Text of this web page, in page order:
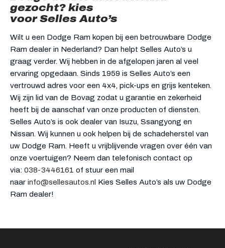
gezocht? kies
voor Selles Auto’s
Wilt u een Dodge Ram kopen bij een betrouwbare Dodge
Ram dealer in Nederland? Dan helpt Selles Auto’s u
graag verder. Wij hebben in de afgelopen jaren al veel
ervaring opgedaan. Sinds 1959 is Selles Auto’s een
vertrouwd adres voor een 4x4, pick-ups en grijs kenteken.
Wij zijn lid van de Bovag zodat u garantie en zekerheid
heeft bij de aanschaf van onze producten of diensten.
Selles Auto’s is ook dealer van Isuzu, Ssangyong en
Nissan. Wij kunnen u ook helpen bij de schadeherstel van
uw Dodge Ram. Heeft u vrijblijvende vragen over één van
onze voertuigen? Neem dan telefonisch contact op
via: 038-3446161 of stuur een mail
naar info@sellesautos.nl
Kies Selles Auto’s als uw Dodge
Ram dealer!